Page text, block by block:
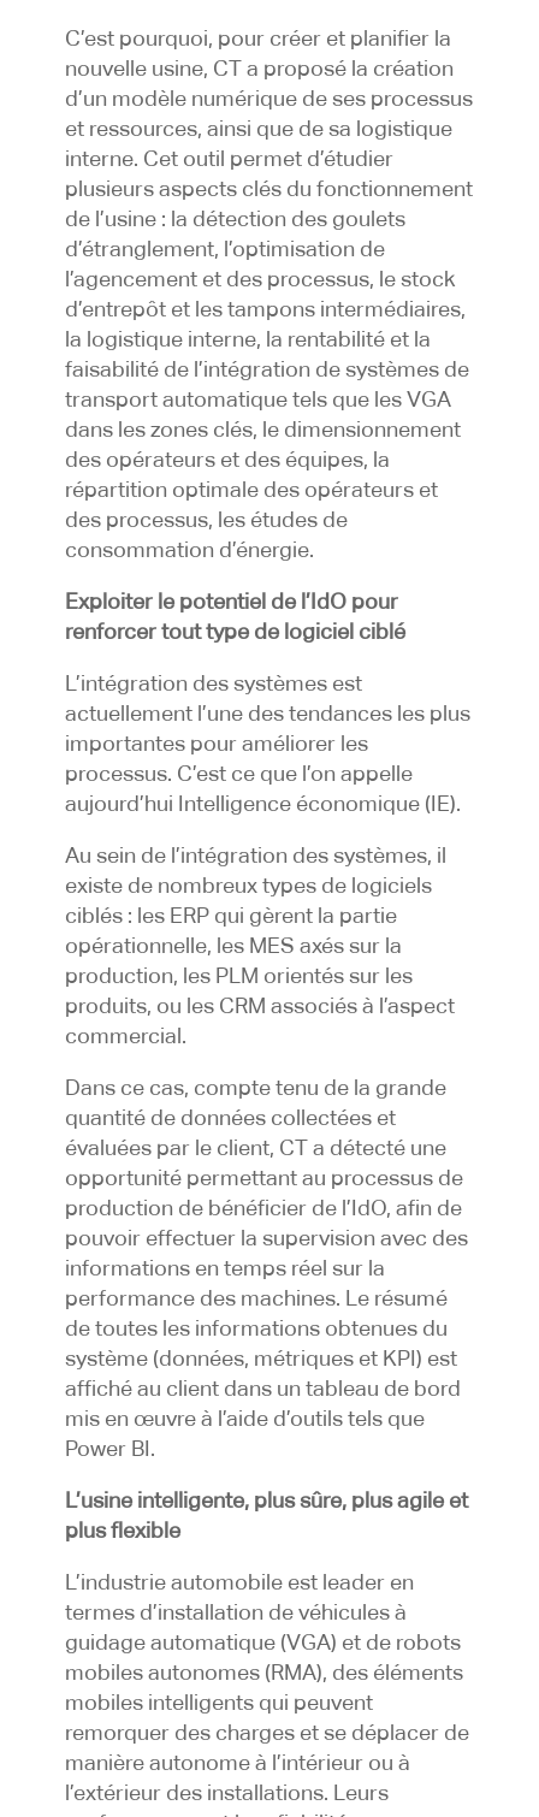
C’est pourquoi, pour créer et planifier la
nouvelle usine, CT a proposé la création
d’un modèle numérique de ses processus
et ressources, ainsi que de sa logistique
interne. Cet outil permet d’étudier
plusieurs aspects clés du fonctionnement
de l’usine : la détection des goulets
d’étranglement, l’optimisation de
l’agencement et des processus, le stock
d’entrepôt et les tampons intermédiaires,
la logistique interne, la rentabilité et la
faisabilité de l’intégration de systèmes de
transport automatique tels que les VGA
dans les zones clés, le dimensionnement
des opérateurs et des équipes, la
répartition optimale des opérateurs et
des processus, les études de
consommation d’énergie.
Exploiter le potentiel de l’IdO pour
renforcer tout type de logiciel ciblé
L’intégration des systèmes est
actuellement l’une des tendances les plus
importantes pour améliorer les
processus. C’est ce que l’on appelle
aujourd’hui Intelligence économique (IE).
Au sein de l’intégration des systèmes, il
existe de nombreux types de logiciels
ciblés : les ERP qui gèrent la partie
opérationnelle, les MES axés sur la
production, les PLM orientés sur les
produits, ou les CRM associés à l’aspect
commercial.
Dans ce cas, compte tenu de la grande
quantité de données collectées et
évaluées par le client, CT a détecté une
opportunité permettant au processus de
production de bénéficier de l’IdO, afin de
pouvoir effectuer la supervision avec des
informations en temps réel sur la
performance des machines. Le résumé
de toutes les informations obtenues du
système (données, métriques et KPI) est
affiché au client dans un tableau de bord
mis en œuvre à l’aide d’outils tels que
Power BI.
L’usine intelligente, plus sûre, plus agile et
plus flexible
L’industrie automobile est leader en
termes d’installation de véhicules à
guidage automatique (VGA) et de robots
mobiles autonomes (RMA), des éléments
mobiles intelligents qui peuvent
remorquer des charges et se déplacer de
manière autonome à l’intérieur ou à
l’extérieur des installations. Leurs